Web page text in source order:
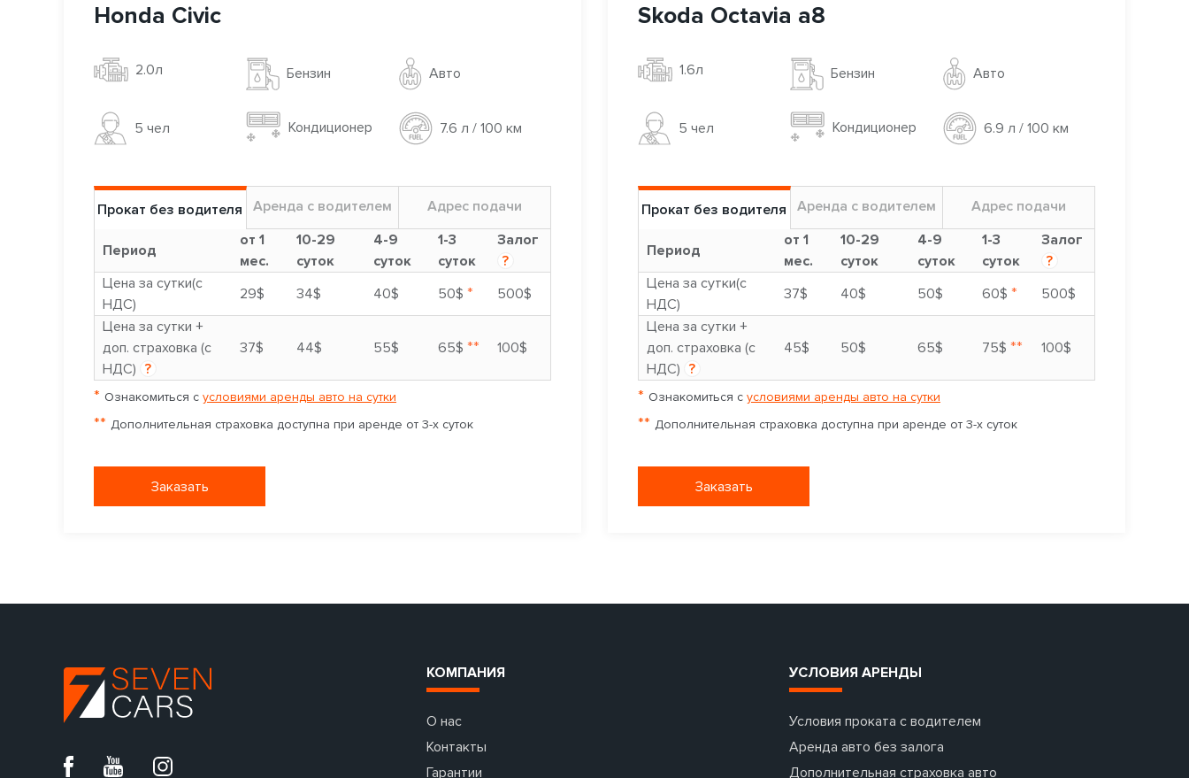
Honda Civic
2.0л Бензин Авто
5 чел Кондиционер 7.6 л / 100 км
Прокат без водителя Аренда с водителем Адрес подачи
Период
от 1
мес.
10-29
суток
4-9
суток
1-3
суток
Залог
?
Цена за сутки(с
НДС)
29$ 34$ 40$ 50$ *
500$
Цена за сутки +
доп. страховка (с
НДС) ?
37$ 44$ 55$ 65$ ** 100$
* Ознакомиться с условиями аренды авто на сутки
** Дополнительная страховка доступна при аренде от 3-х суток
Заказать
Skoda Octavia a8
1.6л Бензин Авто
5 чел Кондиционер 6.9 л / 100 км
Прокат без водителя Аренда с водителем Адрес подачи
Период
от 1
мес.
10-29
суток
4-9
суток
1-3
суток
Залог
?
Цена за сутки(с
НДС)
37$ 40$ 50$ 60$ *
500$
Цена за сутки +
доп. страховка (с
НДС) ?
45$ 50$ 65$ 75$ ** 100$
* Ознакомиться с условиями аренды авто на сутки
** Дополнительная страховка доступна при аренде от 3-х суток
Заказать
КОМПАНИЯ
О нас
Контакты
Гарантии
УСЛОВИЯ АРЕНДЫ
Условия проката с водителем
Аренда авто без залога
Дополнительная страховка авто